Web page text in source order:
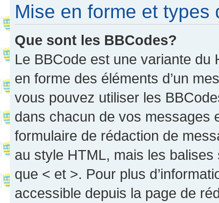
Mise en forme et types
Que sont les BBCodes?
Le BBCode est une variante du
en forme des éléments d’un
vous pouvez utiliser les
dans chacun de vos messages
formulaire de rédaction de
au style HTML, mais les
que < et >. Pour plus
accessible depuis la page de